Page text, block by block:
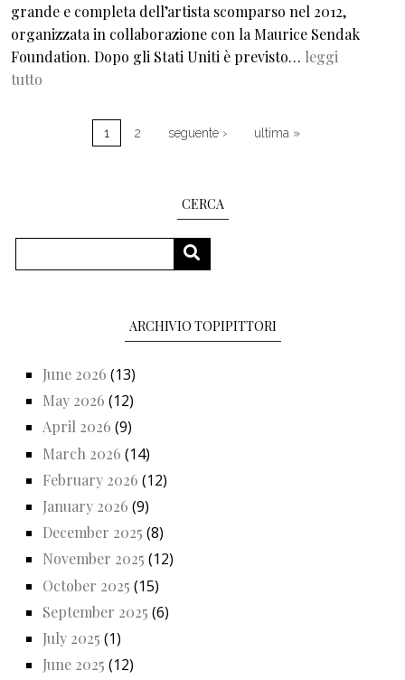
grande e completa dell’artista scomparso nel 2012,
organizzata in collaborazione con la Maurice Sendak
Foundation. Dopo gli Stati Uniti è previsto… leggi
tutto
1 2 seguente ›Next page
ultima »Last page
CERCA
SEARCH
ARCHIVIO TOPIPITTORI
June 2026 (13)
May 2026 (12)
April 2026 (9)
March 2026 (14)
February 2026 (12)
January 2026 (9)
December 2025 (8)
November 2025 (12)
October 2025 (15)
September 2025 (6)
July 2025 (1)
June 2025 (12)